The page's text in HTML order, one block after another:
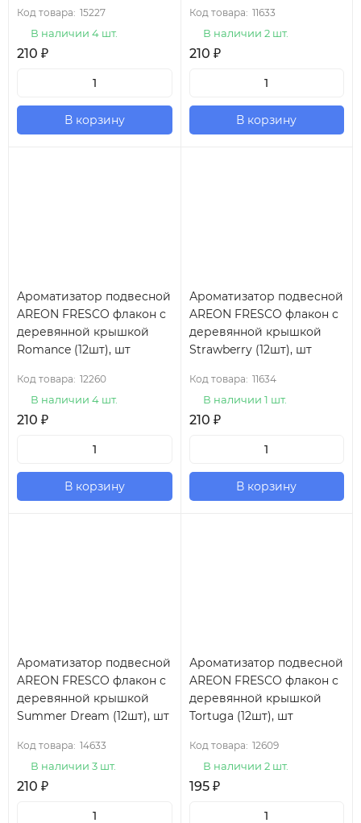
Код товара: 15227
В наличии 4 шт.
210 ₽
В корзину
Код товара: 11633
В наличии 2 шт.
210 ₽
В корзину
Ароматизатор подвесной
AREON FRESCO флакон с
деревянной крышкой
Romance (12шт), шт
Код товара: 12260
В наличии 4 шт.
210 ₽
В корзину
Ароматизатор подвесной
AREON FRESCO флакон с
деревянной крышкой
Strawberry (12шт), шт
Код товара: 11634
В наличии 1 шт.
210 ₽
В корзину
Ароматизатор подвесной
AREON FRESCO флакон с
деревянной крышкой
Summer Dream (12шт), шт
Код товара: 14633
В наличии 3 шт.
210 ₽
Ароматизатор подвесной
AREON FRESCO флакон с
деревянной крышкой
Tortuga (12шт), шт
Код товара: 12609
В наличии 2 шт.
195 ₽